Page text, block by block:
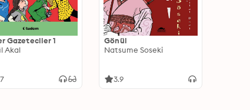
Gazeteciler 1
Akal
Gönül
Natsume Soseki
3.9